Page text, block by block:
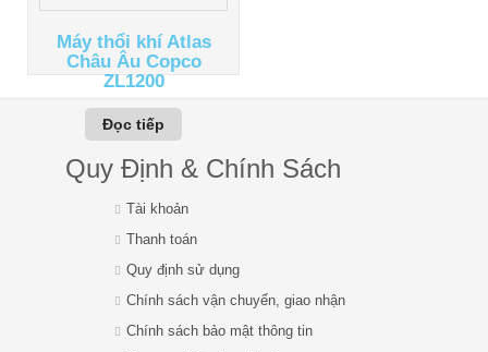
Máy thổi khí Atlas
Châu Âu Copco
ZL1200
Đọc tiếp
Quy Định & Chính Sách
Tài khoản
Thanh toán
Quy định sử dụng
Chính sách vận chuyển, giao nhận
Chính sách bảo mật thông tin